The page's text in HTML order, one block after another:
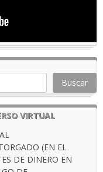
Buscar
VIRTUAL
(EN EL
DE DINERO EN